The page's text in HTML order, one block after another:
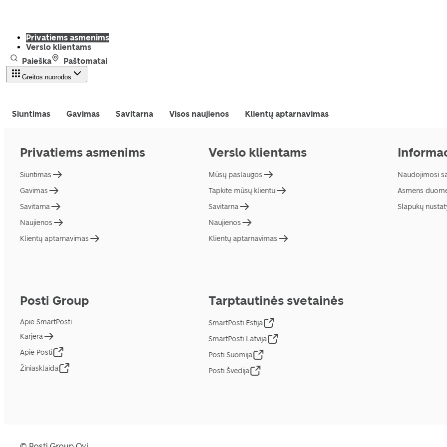
Privatiems asmenims
Verslo klientams
Paieška
Paštomatai
Greitos nuorodos
Siuntimas Gavimas Savitarna Visos naujienos Klientų aptarnavimas
Privatiems asmenims
Siuntimas
Gavimas
Savitarna
Naujienos
Klientų aptarnavimas
Verslo klientams
Mūsų paslaugos
Tapkite mūsų klientu
Savitarna
Naujienos
Klientų aptarnavimas
Naudojimosi
Asmens
Slapukų
Posti Group
Apie SmartPosti
Karjera
Apie Posti
Žiniasklaida
Tarptautinės svetainės
SmartPosti Estija
SmartPosti Latvija
Posti Suomija
Posti Švedija